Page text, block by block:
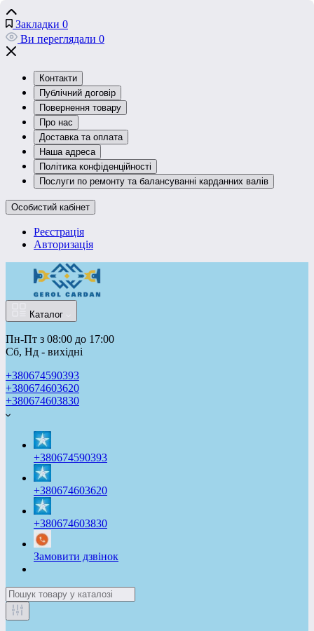
Закладки 0
Ви переглядали 0
Контакти
Публічний договір
Повернення товару
Про нас
Доставка та оплата
Наша адреса
Політика конфіденційності
Послуги по ремонту та балансуванні карданних валів
Особистий кабінет
Реєстрація
Авторизація
Каталог
Пн-Пт з 08:00 до 17:00
Сб, Нд - вихідні
+380674590393
+380674603620
+380674603830
+380674590393
+380674603620
+380674603830
Замовити дзвінок